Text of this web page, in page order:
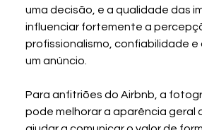
uma decisão, e a qualidade das
influenciar fortemente a
profissionalismo, confiabilidade
um anúncio.
Para anfitriões do Airbnb, a
pode melhorar a aparência geral